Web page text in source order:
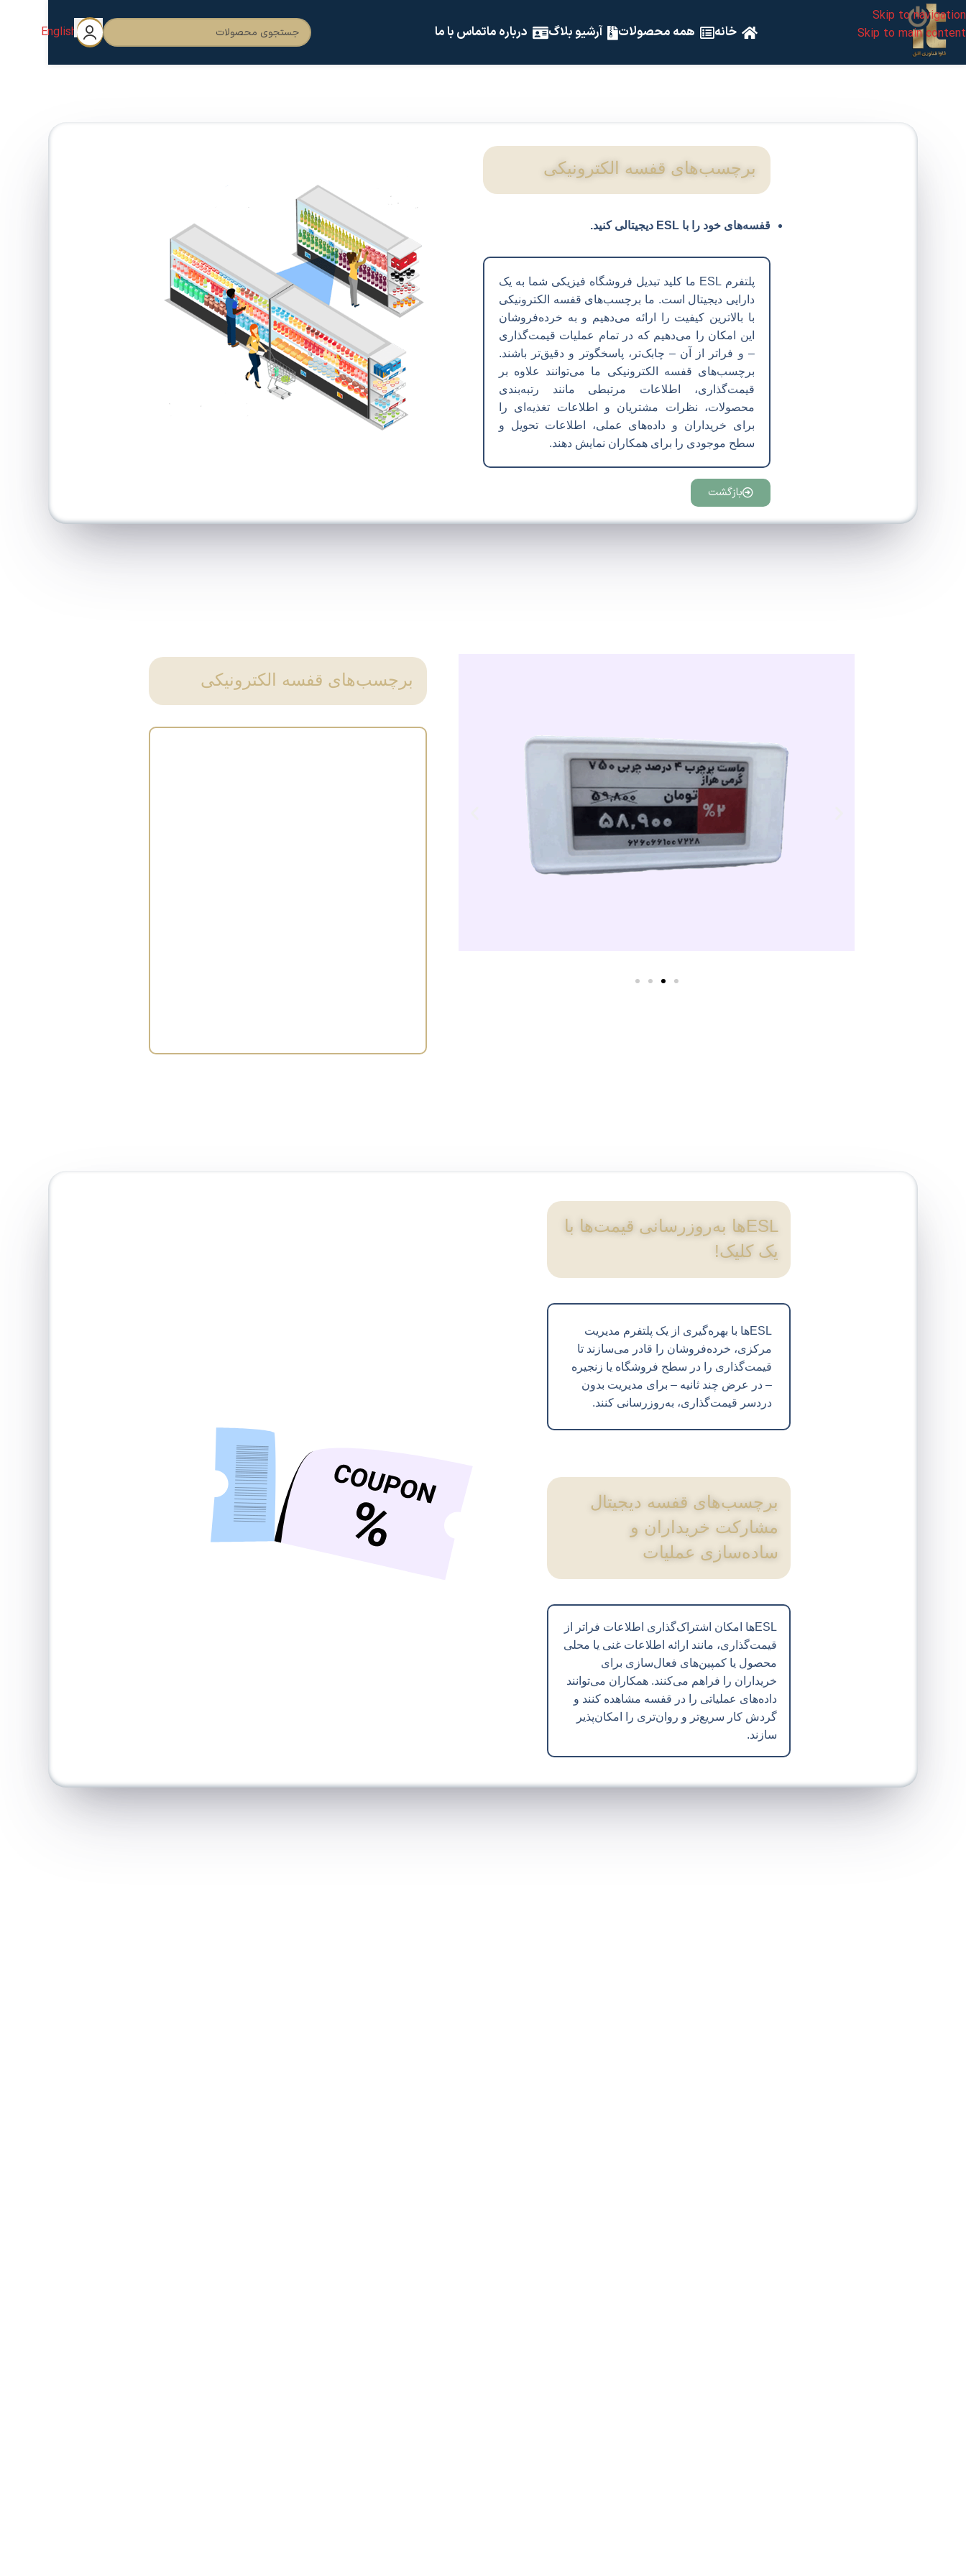
Skip to navigation
Skip to main content
خانه همه محصولات آرشیو بلاگ درباره ماتماس با ما English
برچسب‌های قفسه الکترونیکی
قفسه‌های خود را با ESL دیجیتالی کنید.
پلتفرم ESL ما کلید تبدیل فروشگاه فیزیکی شما به یک
دارایی دیجیتال است. ما برچسب‌های قفسه الکترونیکی
با بالاترین کیفیت را ارائه می‌دهیم و به خرده‌فروشان
این امکان را می‌دهیم که در تمام عملیات قیمت‌گذاری
– و فراتر از آن – چابک‌تر، پاسخگوتر و دقیق‌تر باشند.
برچسب‌های قفسه الکترونیکی ما می‌توانند علاوه بر
قیمت‌گذاری، اطلاعات مرتبطی مانند رتبه‌بندی
محصولات، نظرات مشتریان و اطلاعات تغذیه‌ای را
برای خریداران و داده‌های عملی، اطلاعات تحویل و
سطح موجودی را برای همکاران نمایش دهند.
بازگشت
برچسب‌های قفسه الکترونیکی
ESLها به‌روزرسانی قیمت‌ها با
یک کلیک!
ESLها با بهره‌گیری از یک پلتفرم مدیریت
مرکزی، خرده‌فروشان را قادر می‌سازند تا
قیمت‌گذاری را در سطح فروشگاه یا زنجیره
– در عرض چند ثانیه – برای مدیریت بدون
دردسر قیمت‌گذاری، به‌روزرسانی کنند.
برچسب‌های قفسه دیجیتال
مشارکت خریداران و
ساده‌سازی عملیات
ESLها امکان اشتراک‌گذاری اطلاعات فراتر از
قیمت‌گذاری، مانند ارائه اطلاعات غنی یا محلی
محصول یا کمپین‌های فعال‌سازی برای
خریداران را فراهم می‌کنند. همکاران می‌توانند
داده‌های عملیاتی را در قفسه مشاهده کنند و
گردش کار سریع‌تر و روان‌تری را امکان‌پذیر
سازند.